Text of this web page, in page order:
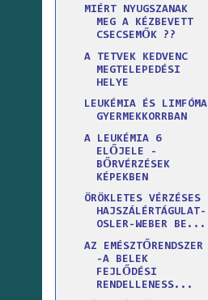
MIÉRT NYUGSZANAK
MEG A KÉZBEVETT
CSECSEMŐK ??
A TETVEK KEDVENC
MEGTELEPEDÉSI
HELYE
LEUKÉMIA ÉS LIMFÓMA
GYERMEKKORRBAN
A LEUKÉMIA 6
ELŐJELE -
BŐRVÉRZÉSEK
KÉPEKBEN
ÖRÖKLETES VÉRZÉSES
HAJSZÁLÉRTÁGULAT-
OSLER-WEBER BE...
AZ EMÉSZTŐRENDSZER
-A BELEK
FEJLŐDÉSI
RENDELLENESS...